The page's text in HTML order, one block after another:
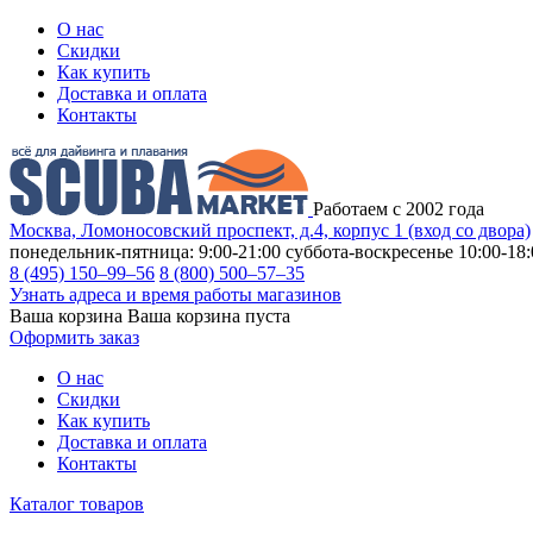
О нас
Скидки
Как купить
Доставка и оплата
Контакты
Работаем с 2002 года
Москва, Ломоносовский проспект, д.4, корпус 1 (вход со двора)
понедельник-пятница: 9:00-21:00 суббота-воскресенье 10:00-
8 (495) 150–99–56 8 (800) 500–57–35
Узнать адреса и время работы магазинов
Ваша корзина Ваша корзина пуста
Оформить заказ
О нас
Скидки
Как купить
Доставка и оплата
Контакты
Каталог товаров